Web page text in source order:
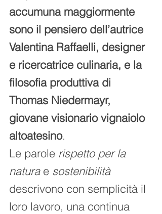
accumuna maggiormente
sono il pensiero dell’autrice
Valentina Raffaelli, designer
e ricercatrice culinaria, e la
filosofia produttiva di
Thomas Niedermayr,
giovane visionario vignaiolo
altoatesino.
Le parole rispetto per la
natura e sostenibilità
descrivono con semplicità il
loro lavoro, una continua